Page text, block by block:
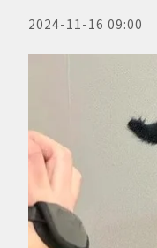
2024-11-16 09:00